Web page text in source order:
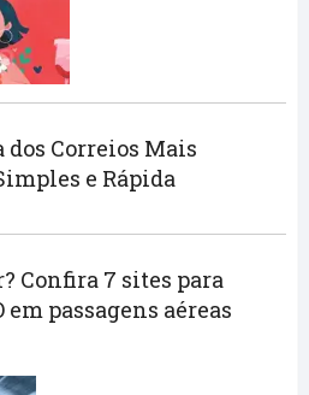
Correios Mais
e Rápida